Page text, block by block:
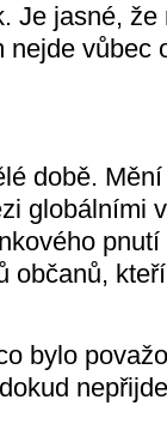
Je jasné,
vůbec
době. Mění
globálními
občanů,
bylo